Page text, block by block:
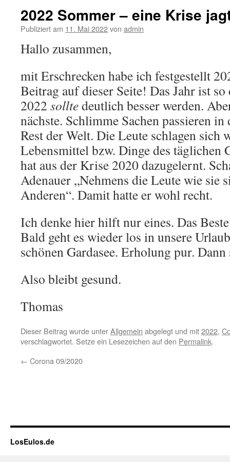
2022 Sommer – eine Krise
Publiziert am 11. Mai 2022von admin
Hallo zusammen,
mit Erschrecken habe ich festgestellt
Beitrag auf dieser Seite! Das Jahr ist
2022 solltedeutlich besser werden.
nächste. Schlimme Sachen passieren
Rest der Welt. Die Leute schlagen sich
Lebensmittel bzw. Dinge des täglichen
hat aus der Krise 2020 dazugelernt.
Adenauer „Nehmens die Leute wie sie
Anderen“. Damit hatte er wohl recht.
Ich denke hier hilft nur eines. Das
Bald geht es wieder los in unsere
schönen Gardasee. Erholung pur.
Also bleibt gesund.
Thomas
Dieser Beitrag wurde unterAllgemein abgelegt und mit2022,
verschlagwortet. Setze ein Lesezeichen auf den Permalink.
← Corona 09/2020
LosEulos.de